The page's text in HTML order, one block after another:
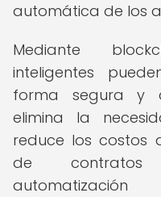
automática de los
Mediante
inteligentes
forma segura y
elimina la
reduce los costos
de contratos